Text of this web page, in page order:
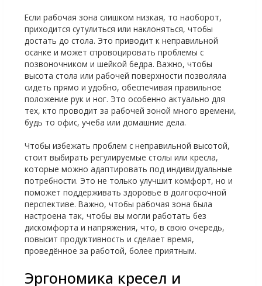
Если рабочая зона слишком низкая, то наоборот,
приходится сутулиться или наклоняться, чтобы
достать до стола. Это приводит к неправильной
осанке и может спровоцировать проблемы с
позвоночником и шейкой бедра. Важно, чтобы
высота стола или рабочей поверхности позволяла
сидеть прямо и удобно, обеспечивая правильное
положение рук и ног. Это особенно актуально для
тех, кто проводит за рабочей зоной много времени,
будь то офис, учеба или домашние дела.
Чтобы избежать проблем с неправильной высотой,
стоит выбирать регулируемые столы или кресла,
которые можно адаптировать под индивидуальные
потребности. Это не только улучшит комфорт, но и
поможет поддерживать здоровье в долгосрочной
перспективе. Важно, чтобы рабочая зона была
настроена так, чтобы вы могли работать без
дискомфорта и напряжения, что, в свою очередь,
повысит продуктивность и сделает время,
проведённое за работой, более приятным.
Эргономика кресел и